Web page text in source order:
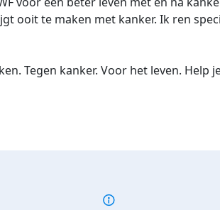
ooit te maken met kanker. Ik ren
Tegen kanker. Voor het leven. Help